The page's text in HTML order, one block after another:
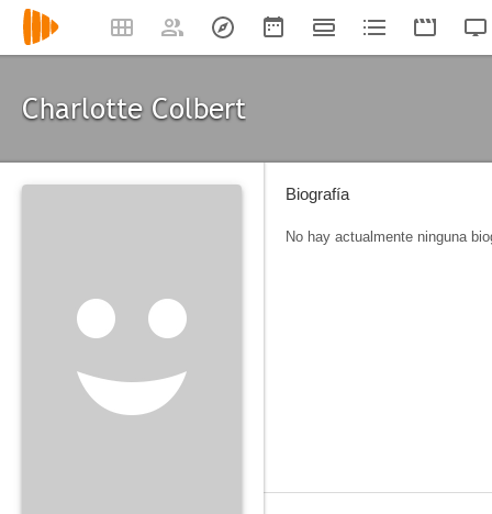
Charlotte Colbert
Biografía
No hay actualmente ninguna